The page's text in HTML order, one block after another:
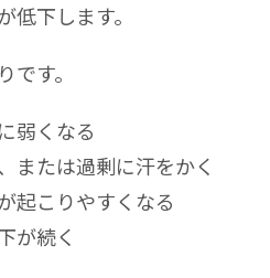
低下します。
す。
弱くなる
または過剰に汗をかく
起こりやすくなる
が続く